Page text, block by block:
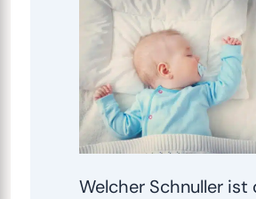
Welcher Schnuller ist